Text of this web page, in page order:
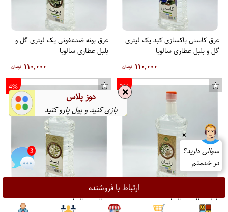
ارتباط با فروشنده
عرق کاسنی پاکسازی کبد یک لیتری
گل و بلبل عطاری سالویا
۱۱۰,۰۰۰
عرق پونه ضدعفونی یک لیتری گل و
بلبل عطاری سالویا
۱۱۰,۰۰۰
3%
عرق زنیان ضدبلغم یک لیتری گل و
بلبل عطاری سالویا
4%
عرق بید تب بر یک لیتری گل و بلبل
عطاری سالویا
❌
سوالی دارید؟
در خدمتم
3
❌ دوز پلاس
بازی کنید و پول پارو کنید